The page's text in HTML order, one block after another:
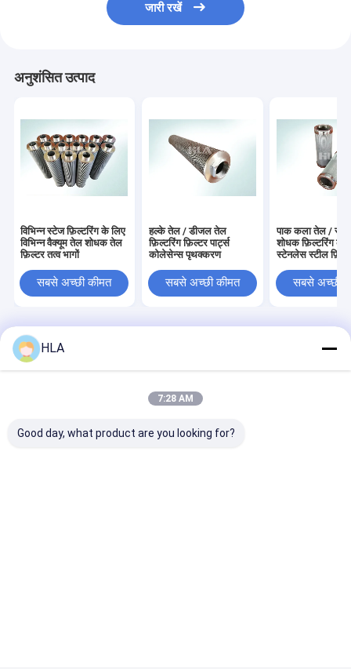
जारी रखें
अनुशंसित उत्पाद
विभिन्न स्टेज फ़िल्टरिंग के लिए
विभिन्न वैक्यूम तेल शोधक तेल
फ़िल्टर तत्व भागों
सबसे अच्छी कीमत
हल्के तेल / डीजल तेल
फ़िल्टरिंग फ़िल्टर पार्ट्स
कोलेसेन्स पृथक्करण
सबसे अच्छी कीमत
पाक कला तेल /
शोधक फ़िल्टरिंग के
स्टेनलेस स्टील
सबसे अच्छी
Chongqing HLA Mechanical Equipment Co., Ltd.. All Rights
Reserved.
HLA
7:28 AM
Good day, what product are you looking for?